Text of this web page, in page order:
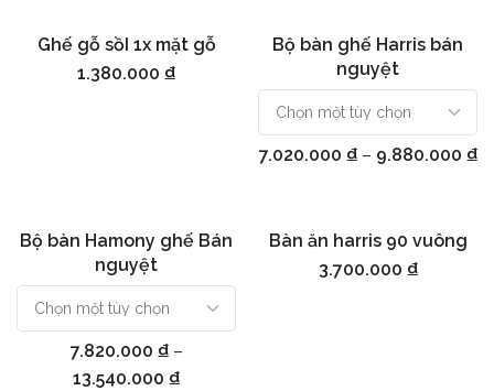
Thêm vào giỏ hàng
Ghế gỗ sồI 1x mặt gỗ
1.380.000 ₫
Chọn
Bộ bàn ghế Harris bán
nguyệt
7.020.000 ₫ – 9.880.000 ₫
Chọn
Bộ bàn Hamony ghế Bán
nguyệt
7.820.000 ₫ –
13.540.000 ₫
Thêm vào giỏ hàng
Bàn ăn harris 90 vuông
3.700.000 ₫